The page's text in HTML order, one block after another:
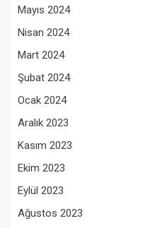
Mayıs 2024
Nisan 2024
Mart 2024
Şubat 2024
Ocak 2024
Aralık 2023
Kasım 2023
Ekim 2023
Eylül 2023
Ağustos 2023